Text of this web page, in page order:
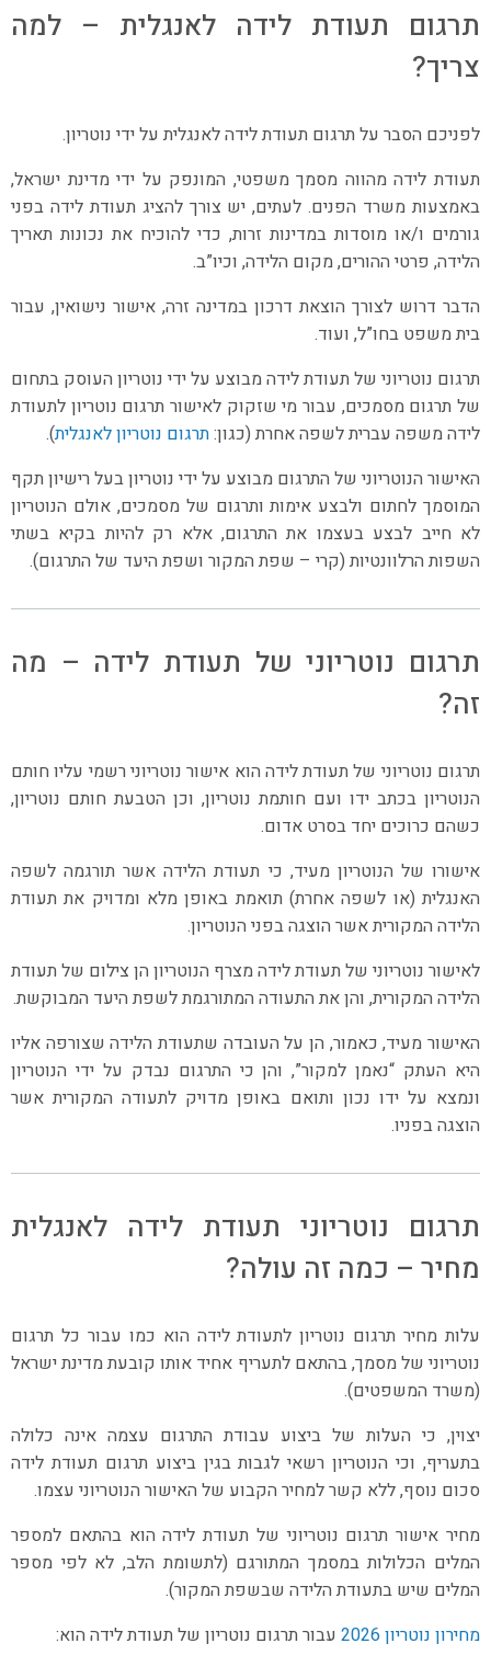
תרגום תעודת לידה לאנגלית – למה
צריך?
לפניכם הסבר על תרגום תעודת לידה לאנגלית על ידי נוטריון.
תעודת לידה מהווה מסמך משפטי, המונפק על ידי מדינת ישראל,
באמצעות משרד הפנים. לעתים, יש צורך להציג תעודת לידה בפני
גורמים ו/או מוסדות במדינות זרות, כדי להוכיח את נכונות תאריך
הלידה, פרטי ההורים, מקום הלידה, וכיו”ב.
הדבר דרוש לצורך הוצאת דרכון במדינה זרה, אישור נישואין, עבור
בית משפט בחו”ל, ועוד.
תרגום נוטריוני של תעודת לידה מבוצע על ידי נוטריון העוסק בתחום
של תרגום מסמכים, עבור מי שזקוק לאישור תרגום נוטריון לתעודת
לידה משפה עברית לשפה אחרת (כגון:תרגום נוטריון לאנגלית).
האישור הנוטריוני של התרגום מבוצע על ידי נוטריון בעל רישיון תקף
המוסמך לחתום ולבצע אימות ותרגום של מסמכים, אולם הנוטריון
לא חייב לבצע בעצמו את התרגום, אלא רק להיות בקיא בשתי
השפות הרלוונטיות (קרי – שפת המקור ושפת היעד של התרגום).
תרגום נוטריוני של תעודת לידה – מה
זה?
תרגום נוטריוני של תעודת לידה הוא אישור נוטריוני רשמי עליו חותם
הנוטריון בכתב ידו ועם חותמת נוטריון, וכן הטבעת חותם נוטריון,
כשהם כרוכים יחד בסרט אדום.
אישורו של הנוטריון מעיד, כי תעודת הלידה אשר תורגמה לשפה
האנגלית (או לשפה אחרת) תואמת באופן מלא ומדויק את תעודת
הלידה המקורית אשר הוצגה בפני הנוטריון.
לאישור נוטריוני של תעודת לידה מצרף הנוטריון הן צילום של תעודת
הלידה המקורית, והן את התעודה המתורגמת לשפת היעד המבוקשת.
האישור מעיד, כאמור, הן על העובדה שתעודת הלידה שצורפה אליו
היא העתק “נאמן למקור”, והן כי התרגום נבדק על ידי הנוטריון
ונמצא על ידו נכון ותואם באופן מדויק לתעודה המקורית אשר
הוצגה בפניו.
תרגום נוטריוני תעודת לידה לאנגלית
מחיר – כמה זה עולה?
עלות מחיר תרגום נוטריון לתעודת לידה הוא כמו עבור כל תרגום
נוטריוני של מסמך, בהתאם לתעריף אחיד אותו קובעת מדינת ישראל
(משרד המשפטים).
יצוין, כי העלות של ביצוע עבודת התרגום עצמה אינה כלולה
בתעריף, וכי הנוטריון רשאי לגבות בגין ביצוע תרגום תעודת לידה
סכום נוסף, ללא קשר למחיר הקבוע של האישור הנוטריוני עצמו.
מחיר אישור תרגום נוטריוני של תעודת לידה הוא בהתאם למספר
המלים הכלולות במסמך המתורגם (לתשומת הלב, לא לפי מספר
המלים שיש בתעודת הלידה שבשפת המקור).
מחירון נוטריון 2026
עבור תרגום נוטריון של תעודת לידה הוא: